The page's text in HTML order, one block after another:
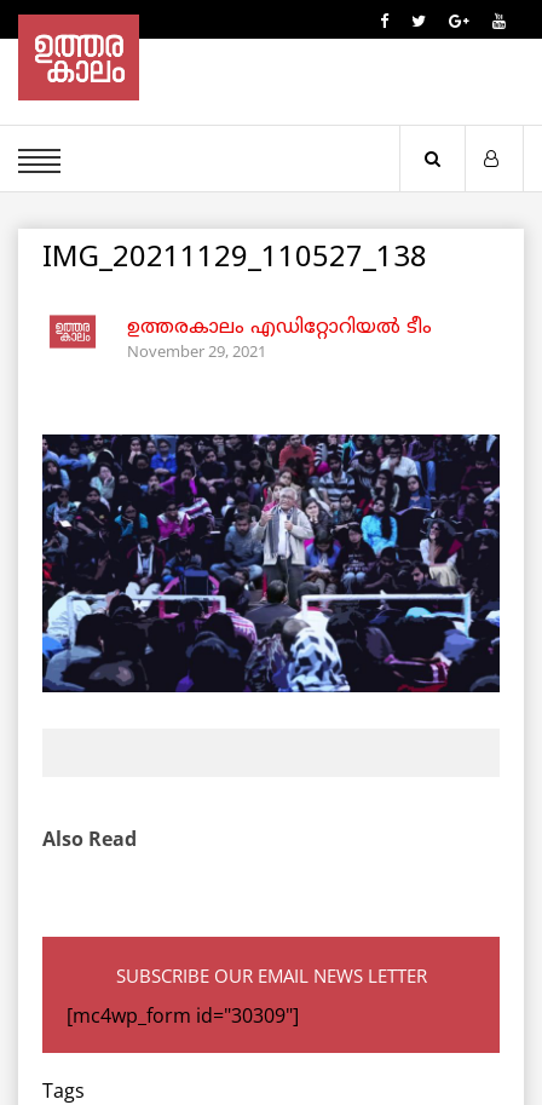
IMG_20211129_110527_138
ഉത്തരകാലം എഡിറ്റോറിയല്‍ ടീം
November 29, 2021
Also Read
SUBSCRIBE OUR EMAIL NEWS LETTER
[mc4wp_form id="30309"]
Tags